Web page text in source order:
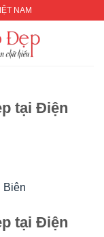
NAM
tại Điện
tại Điện